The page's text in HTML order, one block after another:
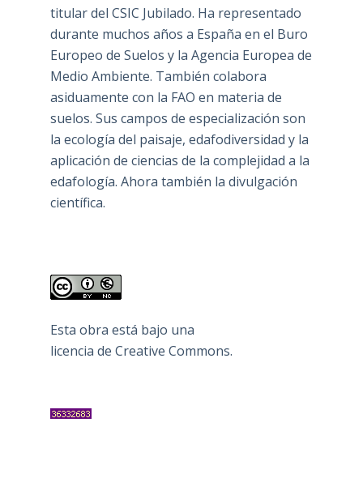
titular del CSIC Jubilado. Ha representado
durante muchos años a España en el Buro
Europeo de Suelos y la Agencia Europea de
Medio Ambiente. También colabora
asiduamente con la FAO en materia de
suelos. Sus campos de especialización son
la ecología del paisaje, edafodiversidad y la
aplicación de ciencias de la complejidad a la
edafología. Ahora también la divulgación
científica.
Esta obra está bajo una
licencia de Creative Commons.